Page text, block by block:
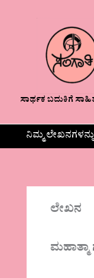
ಸಾರ್ಥಕ ಬದುಕಿಗೆ
ನಿಮ್ಮ
ಲೇಖನ